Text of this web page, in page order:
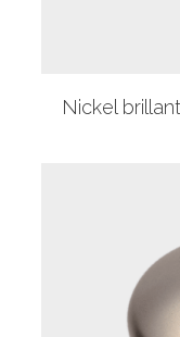
Nickel brillant